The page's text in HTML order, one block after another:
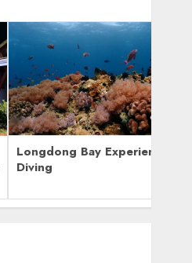
Longdong Bay Experience
Diving